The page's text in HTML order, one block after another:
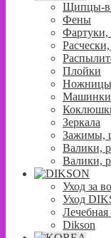
Щипцы-
Фены
Плойки
Ножницы
Машинки
Зеркала
Зажимы,
Валики,
Валики,
Уход за
Уход
Лечебная
Dikson